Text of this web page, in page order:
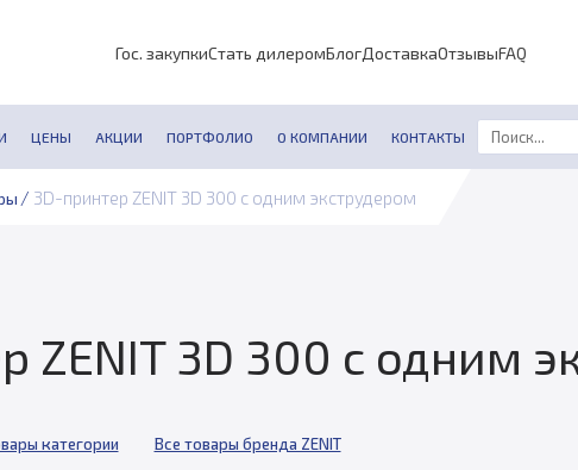
Гос. закупкиСтать дилеромБлогДоставкаОтзывыFAQ
ЦЕНЫ АКЦИИ ПОРТФОЛИО О КОМПАНИИ КОНТАКТЫ
/ 3D-принтер ZENIT 3D 300 с одним экструдером
ZENIT 3D 300 с одним
категории Все товары бренда ZENIT